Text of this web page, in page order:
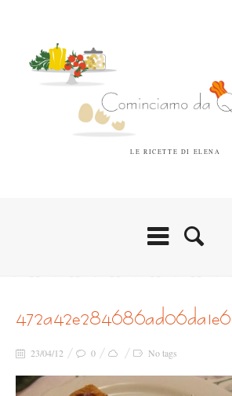
LE RICETTE DI ELENA
23/04/12 0 No tags